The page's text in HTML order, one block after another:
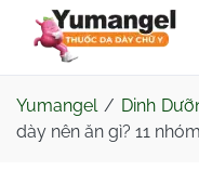
Yumangel/ Dinh
dày nên ăn gì? 11